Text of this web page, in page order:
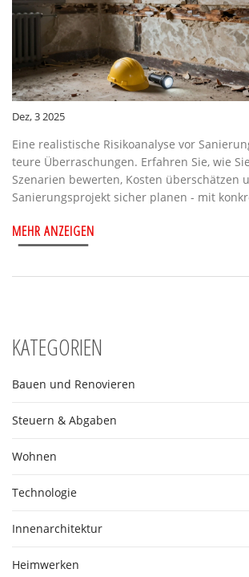
Dez, 3 2025
Eine realistische Risikoanalyse vor
teure Überraschungen. Erfahren Sie, wie
Szenarien bewerten, Kosten überschätzen
Sanierungsprojekt sicher planen - mit
MEHR ANZEIGEN
KATEGORIEN
Bauen und Renovieren
Steuern & Abgaben
Wohnen
Technologie
Innenarchitektur
Heimwerken